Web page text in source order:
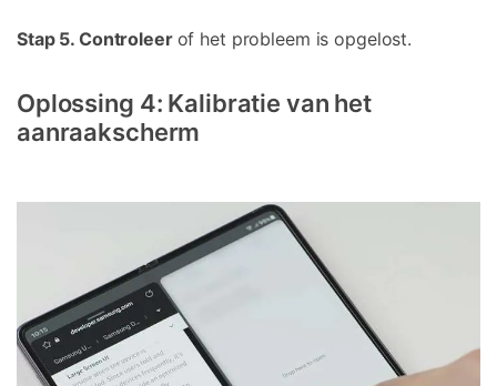
Stap 5. Controleer of het probleem is opgelost.
Oplossing 4: Kalibratie van het
aanraakscherm